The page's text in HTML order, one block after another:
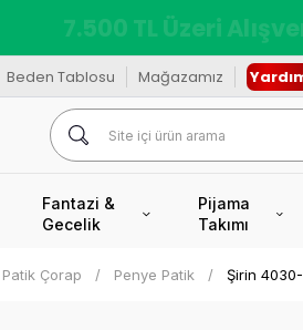
Kredi
Beden Tablosu Mağazamız
Fantazi &
Gecelik
Pijama
Takımı
Patik Çorap Penye Patik Şirin